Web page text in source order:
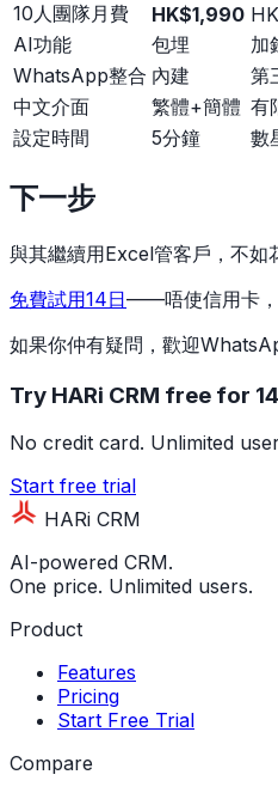
10人團隊月費
HK$1,990
AI功能
包埋 加
WhatsApp整合 內建 第
中文介面
繁體+簡體 有
設定時間
5分鐘 數
下一步
與其繼續用Excel管客戶，不如
免費試用14日——唔使信用卡，
如果你仲有疑問，歡迎
Try HARi CRM free for
No credit card. Unlimited
Start free trial
HARi CRM
AI-powered CRM.
One price. Unlimited users.
Product
Features
Pricing
Start Free Trial
Compare